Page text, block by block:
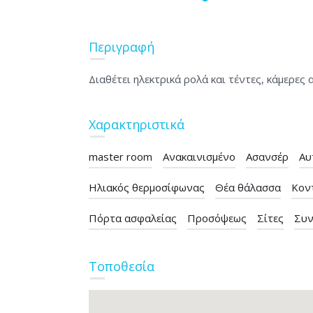
Περιγραφή
Διαθέτει ηλεκτρικά ρολά και τέντες, κάμερες
Χαρακτηριστικά
master room Ανακαινισμένο Ασανσέρ
Ηλιακός θερμοσίφωνας Θέα θάλασσα
Πόρτα ασφαλείας Προσόψεως Σίτες
Τοποθεσία